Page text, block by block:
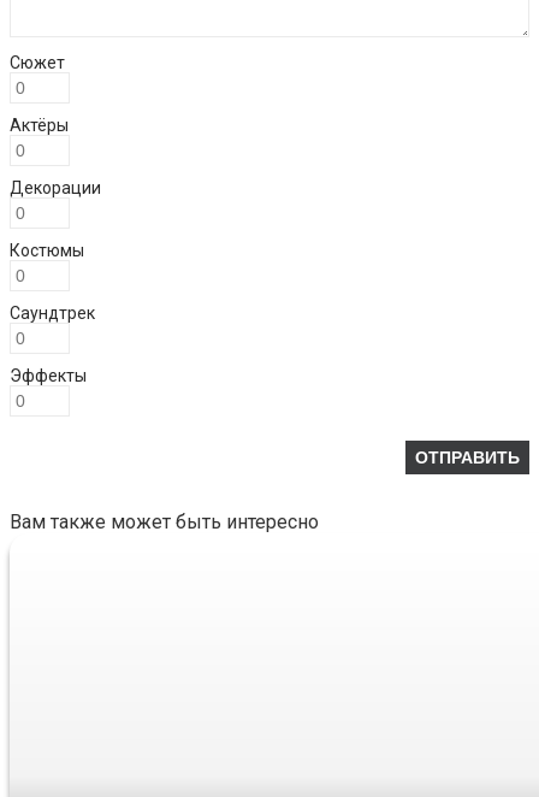
Сюжет
Актёры
Декорации
Костюмы
Саундтрек
Эффекты
Вам также может быть интересно